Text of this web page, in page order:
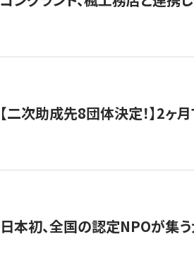
【二次助成先8団体決定！】2
日本初、全国の認定NPOが集